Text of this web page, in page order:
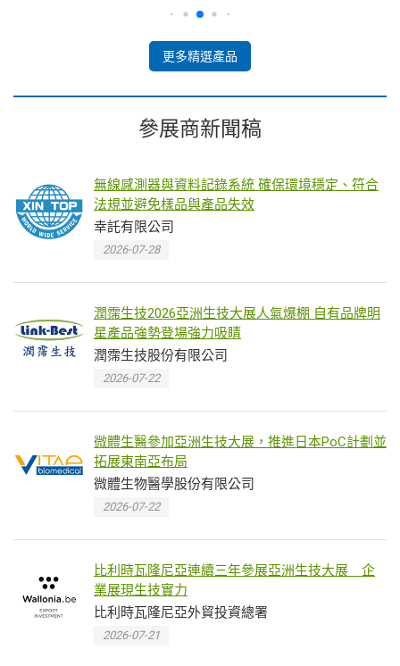
更多精選產品
參展商新聞稿
無線感測器與資料記錄系統 確保環境穩定、符合
法規並避免樣品與產品失效
幸託有限公司
2026-07-28
潤霈生技2026亞洲生技大展人氣爆棚 自有品牌明
星產品強勢登場強力吸睛
潤霈生技股份有限公司
2026-07-22
微體生醫參加亞洲生技大展，推進日本PoC計劃並
拓展東南亞布局
微體生物醫學股份有限公司
2026-07-22
比利時瓦隆尼亞連續三年參展亞洲生技大展 企
業展現生技實力
比利時瓦隆尼亞外貿投資總署
2026-07-21